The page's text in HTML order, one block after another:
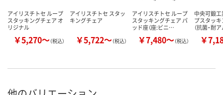
アイリスチトセ ループ
スタッキングチェア オ
リジナル
￥5,270～（税込）
アイリスチトセ スタッ
キングチェア
￥5,722～（税込）
アイリスチトセ ループ
スタッキングチェア パ
ッド座（座:ビニ…
￥7,480～（税込）
中央可鍛工
プスタッ
（抗菌・耐
￥